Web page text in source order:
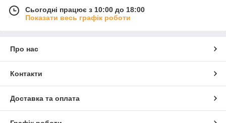
Сьогодні працює з 10:00 до 18:00
Показати весь графік роботи
Про нас
Контакти
Доставка та оплата